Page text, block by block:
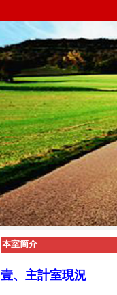
本室簡介
壹、主計室現況